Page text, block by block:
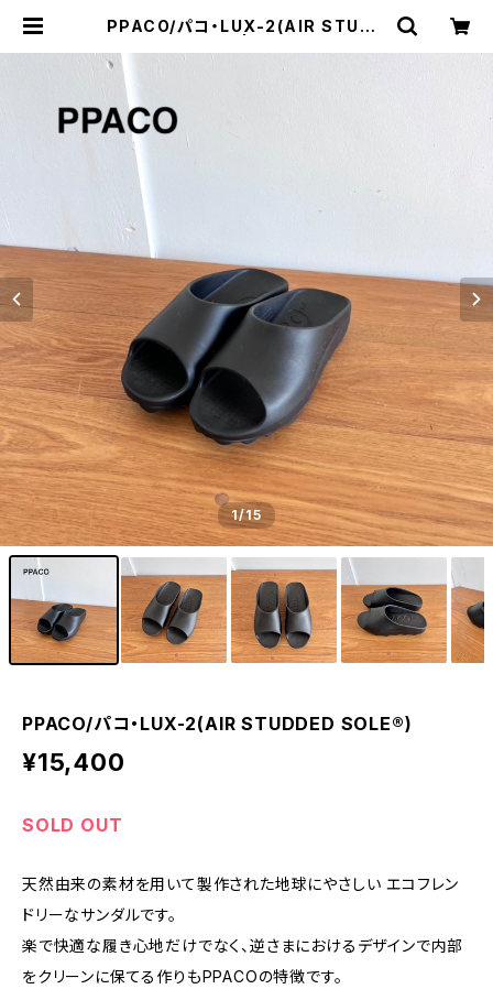
PPACO/パコ・LUX-2(AIR STUDD
1/15
PPACO/パコ・LUX-2(AIR STUDDED SOLE®)
¥15,400
SOLD OUT
天然由来の素材を用いて製作された地球にやさしい エコフレン
ドリーなサンダルです。
楽で快適な履き心地だけでなく、逆さまにおけるデザインで内部
をクリーンに保てる作りもPPACOの特徴です。